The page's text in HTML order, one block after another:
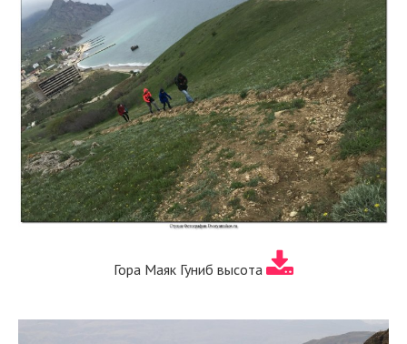
Гора Маяк Гуниб высота